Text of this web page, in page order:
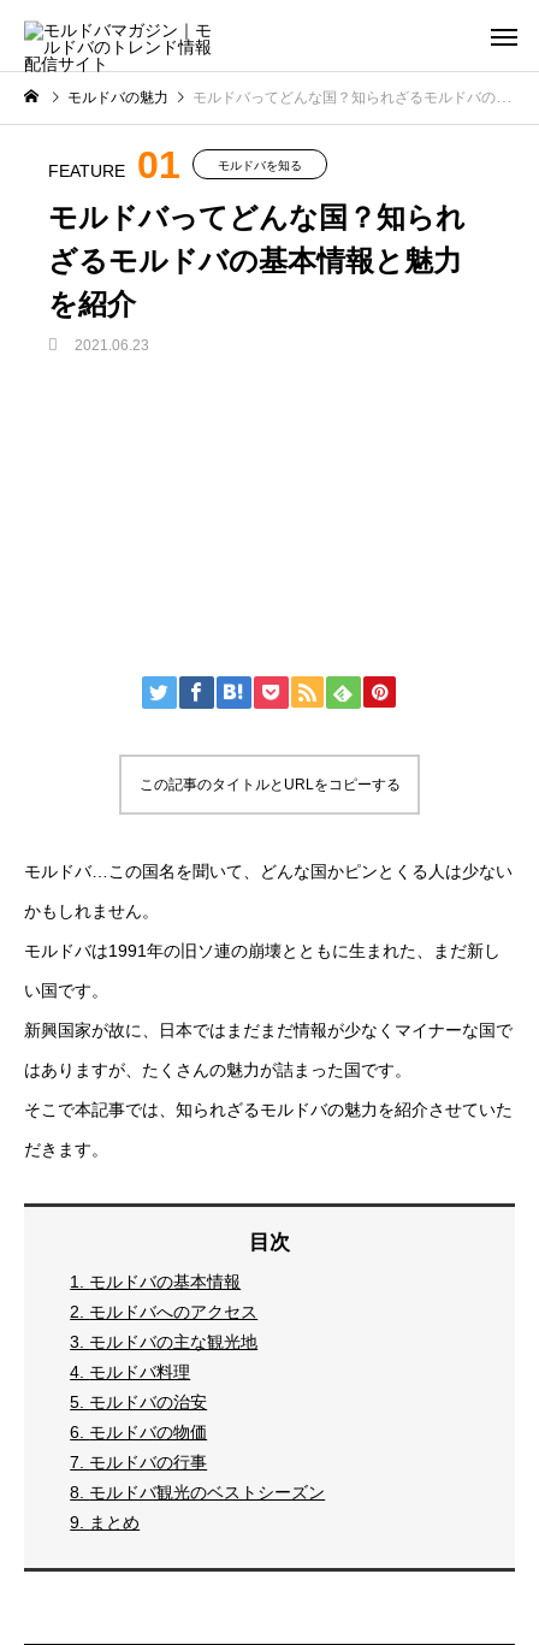
モルドバの魅力 モルドバってどんな国？知られざるモルドバの基本情報と魅力を紹介
FEATURE 01 モルドバを知る
モルドバってどんな国？知られ
ざるモルドバの基本情報と魅力
を紹介
2021.06.23
この記事のタイトルとURLをコピーする
モルドバ…この国名を聞いて、どんな国かピンとくる人は少ない
かもしれません。
モルドバは1991年の旧ソ連の崩壊とともに生まれた、まだ新し
い国です。
新興国家が故に、日本ではまだまだ情報が少なくマイナーな国で
はありますが、たくさんの魅力が詰まった国です。
そこで本記事では、知られざるモルドバの魅力を紹介させていた
だきます。
目次
1. モルドバの基本情報
2. モルドバへのアクセス
3. モルドバの主な観光地
4. モルドバ料理
5. モルドバの治安
6. モルドバの物価
7. モルドバの行事
8. モルドバ観光のベストシーズン
9.
まとめ